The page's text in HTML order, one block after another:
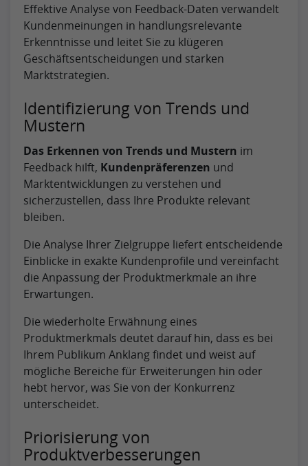
Effektive Analyse von Feedback-Daten verwandelt
Kundenmeinungen in handlungsrelevante
Erkenntnisse und leitet Sie zu klügeren
Geschäftsentscheidungen und starken
Marktstrategien.
Identifizierung von Trends und
Mustern
Das Erkennen von Trends und Mustern im
Feedback hilft, Kundenpräferenzen und
Marktentwicklungen zu verstehen und
sicherzustellen, dass Ihre Produkte relevant
bleiben.
Die Analyse Ihrer Zielgruppe liefert entscheidende
Einblicke in exakte Kundenprofile und vereinfacht
die Anpassung der Produktmerkmale an ihre
Erwartungen.
Die wiederholte Erwähnung eines
Produktmerkmals deutet darauf hin, dass es bei
Ihrem Publikum Anklang findet und weist auf
mögliche Bereiche für Erweiterungen hin oder
hebt hervor, was Sie von der Konkurrenz
unterscheidet.
Priorisierung von
Produktverbesserungen